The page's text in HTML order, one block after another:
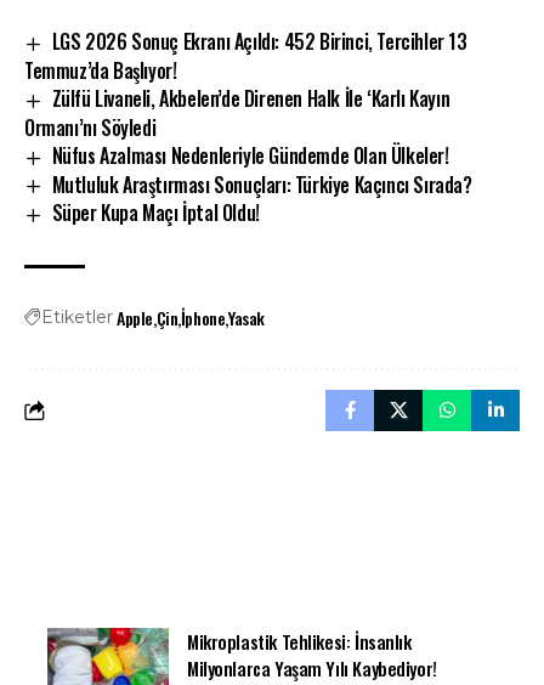
LGS 2026 Sonuç Ekranı Açıldı: 452 Birinci, Tercihler 13
Temmuz’da Başlıyor!
Zülfü Livaneli, Akbelen’de Direnen Halk İle ‘Karlı Kayın
Ormanı’nı Söyledi
Nüfus Azalması Nedenleriyle Gündemde Olan Ülkeler!
Mutluluk Araştırması Sonuçları: Türkiye Kaçıncı Sırada?
Süper Kupa Maçı İptal Oldu!
EtiketlerAppleÇinİphoneYasak
Mikroplastik Tehlikesi: İnsanlık
Milyonlarca Yaşam Yılı Kaybediyor!